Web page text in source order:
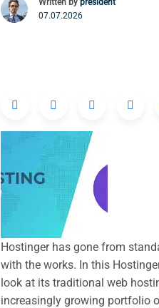
Written by president
07.07.2026
Hostinger has gone from
with the works. In this
look at its traditional web
increasingly growing portfolio